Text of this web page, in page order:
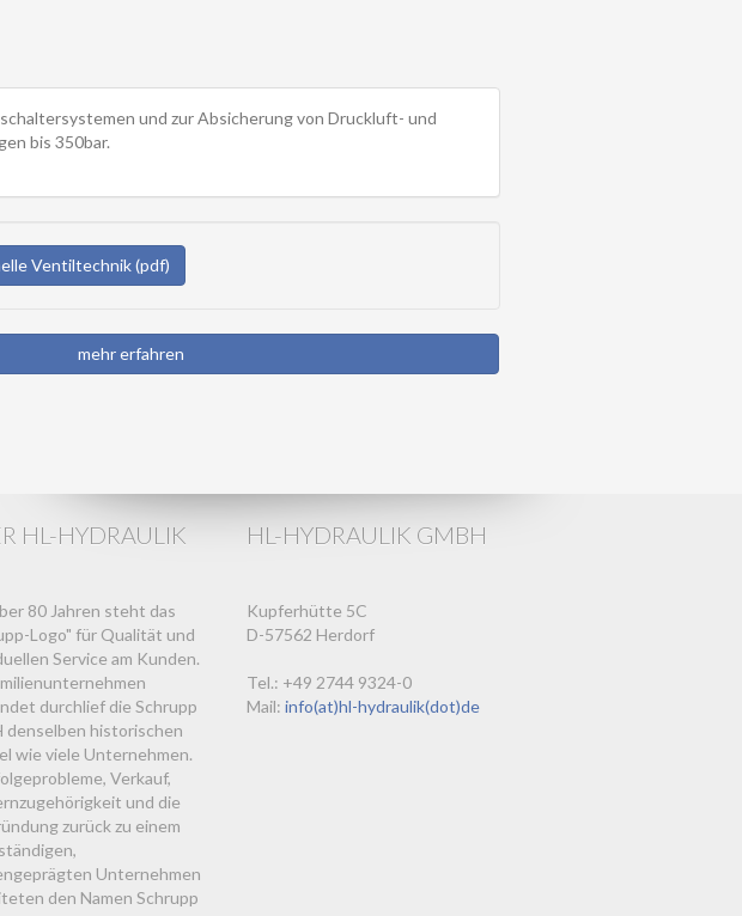
und zur Absicherung von Druckluft- und
bis 350bar.
Ventiltechnik (pdf)
mehr erfahren
HL-HYDRAULIK
80 Jahren steht das
Logo" für Qualität und
Service am Kunden.
durchlief die Schrupp
denselben historischen
wie viele Unternehmen.
Verkauf,
und die
zurück zu einem
Unternehmen
den Namen Schrupp
HL-HYDRAULIK GMBH
Kupferhütte 5C
D-57562 Herdorf
Tel.: +49 2744 9324-0
Mail: info(at)hl-hydraulik(dot)de